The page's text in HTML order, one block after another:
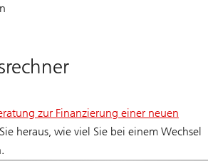
zur Finanzierung einer neuen
heraus, wie viel Sie bei einem Wechsel